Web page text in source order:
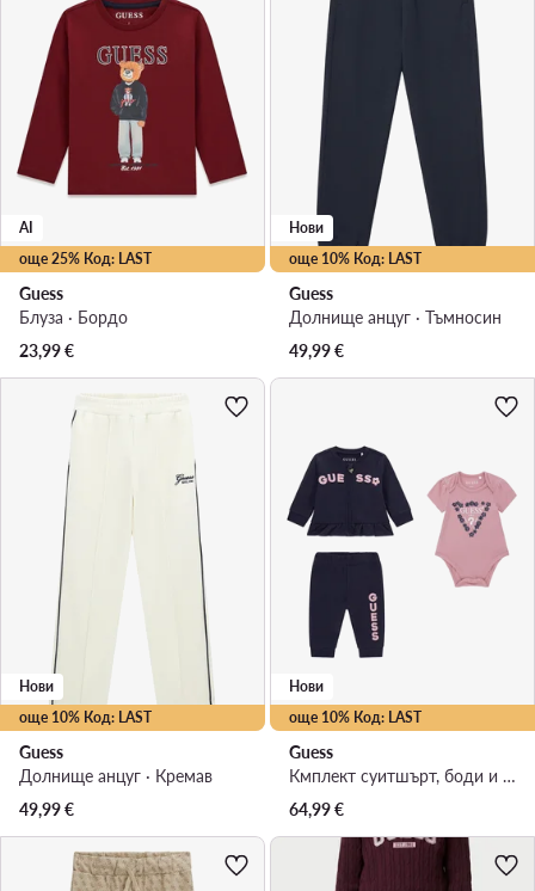
още 25% Код: LAST
AI
Guess
Блуза · Бордо
23,99€
още 10% Код: LAST
Нови
Guess
Долнище анцуг · Тъмносин
49,99€
още 10% Код: LAST
Нови
Guess
Долнище анцуг · Кремав
49,99€
още 10% Код: LAST
Нови
Guess
Кмплект суитшърт, боди и спортни панталони · Тъмносин
64,99€